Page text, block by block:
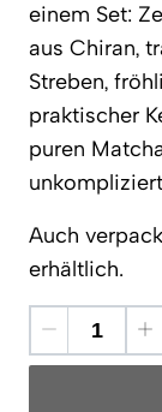
einem Set:
aus Chiran,
Streben,
praktischer
puren
Auch
erhältlich.